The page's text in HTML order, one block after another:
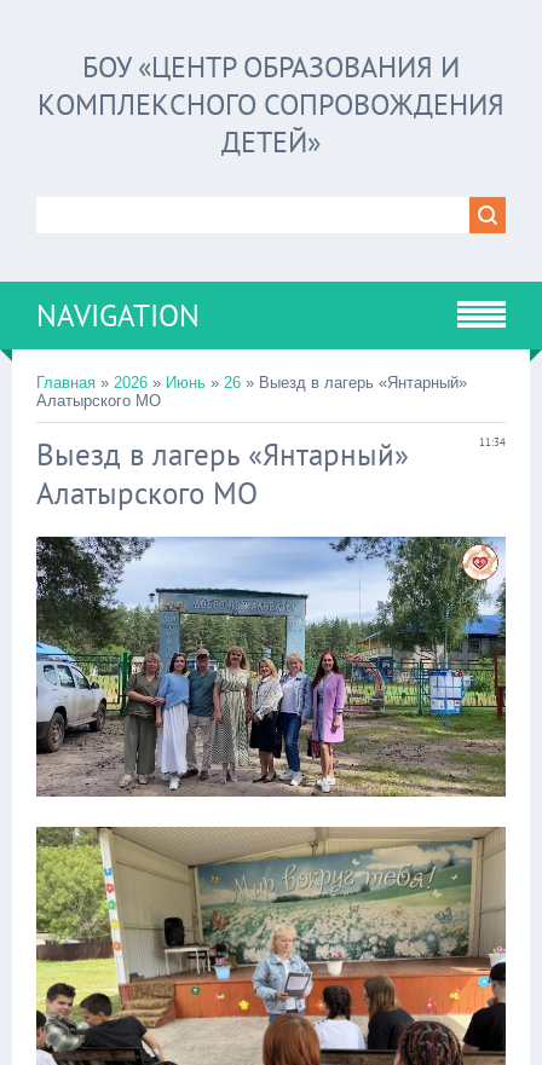
БОУ «ЦЕНТР ОБРАЗОВАНИЯ И
КОМПЛЕКСНОГО СОПРОВОЖДЕНИЯ
ДЕТЕЙ»
NAVIGATION
Главная » 2026 » Июнь » 26 » Выезд в лагерь «Янтарный»
Алатырского МО
11:34
Выезд в лагерь «Янтарный»
Алатырского МО